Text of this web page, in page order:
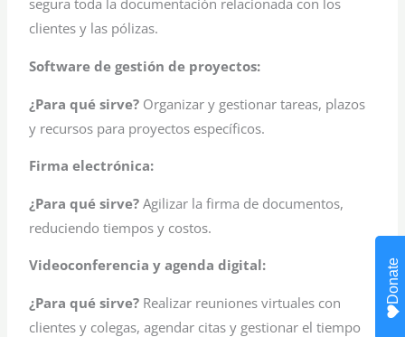
segura toda la documentación relacionada con los
clientes y las pólizas.
Software de gestión de proyectos:
¿Para qué sirve? Organizar y gestionar tareas, plazos
y recursos para proyectos específicos.
Firma electrónica:
¿Para qué sirve? Agilizar la firma de documentos,
reduciendo tiempos y costos.
Videoconferencia y agenda digital:
¿Para qué sirve? Realizar reuniones virtuales con
clientes y colegas, agendar citas y gestionar el tiempo
Donate